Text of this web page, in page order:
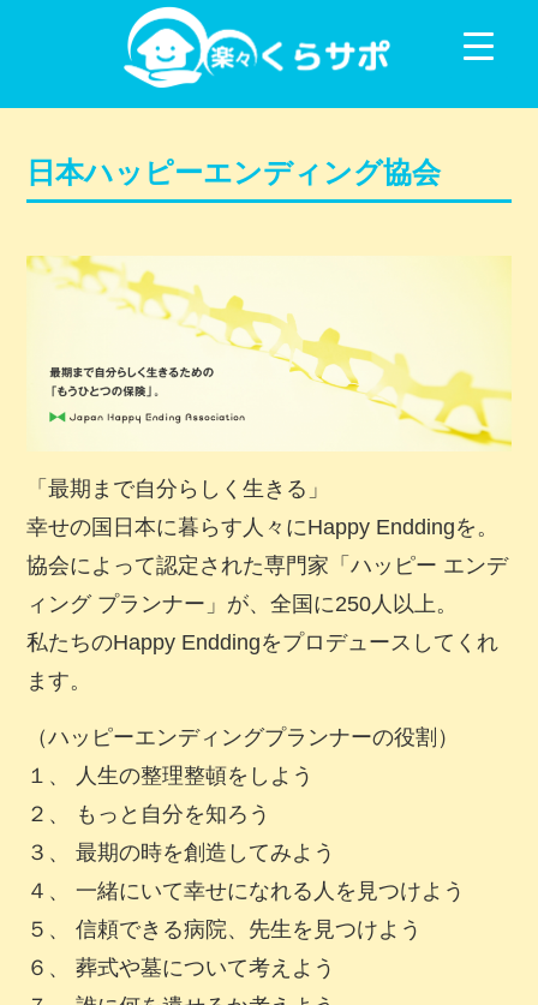
コンテンツに移動
日本ハッピーエンディング協会
「最期まで自分らしく生きる」
幸せの国日本に暮らす人々にHappy Enddingを。
協会によって認定された専門家「ハッピー エンデ
ィング プランナー」が、全国に250人以上。
私たちのHappy Enddingをプロデュースしてくれ
ます。
（ハッピーエンディングプランナーの役割）
１、 人生の整理整頓をしよう
２、 もっと自分を知ろう
３、 最期の時を創造してみよう
４、 一緒にいて幸せになれる人を見つけよう
５、 信頼できる病院、先生を見つけよう
６、 葬式や墓について考えよう